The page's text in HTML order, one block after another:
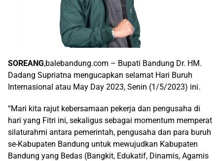
SOREANG,balebandung.com – Bupati Bandung Dr. HM.
Dadang Supriatna mengucapkan selamat Hari Buruh
Internasional atau May Day 2023, Senin (1/5/2023) ini.
“Mari kita rajut kebersamaan pekerja dan pengusaha di
hari yang Fitri ini, sekaligus sebagai momentum memperat
silaturahmi antara pemerintah, pengusaha dan para buruh
se-Kabupaten Bandung untuk mewujudkan Kabupaten
Bandung yang Bedas (Bangkit, Edukatif, Dinamis, Agamis